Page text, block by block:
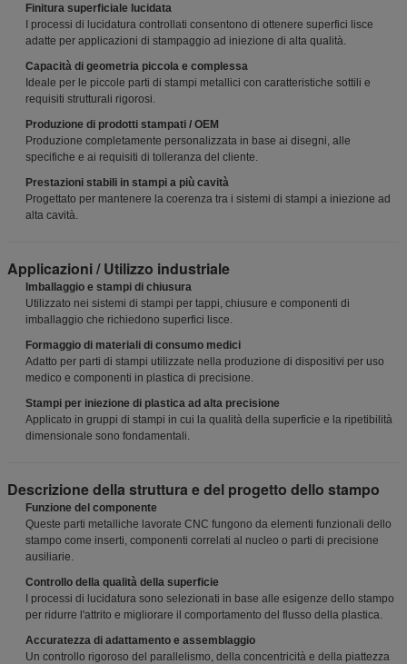
Finitura superficiale lucidata
I processi di lucidatura controllati consentono di ottenere superfici lisce
adatte per applicazioni di stampaggio ad iniezione di alta qualità.
Capacità di geometria piccola e complessa
Ideale per le piccole parti di stampi metallici con caratteristiche sottili e
requisiti strutturali rigorosi.
Produzione di prodotti stampati / OEM
Produzione completamente personalizzata in base ai disegni, alle
specifiche e ai requisiti di tolleranza del cliente.
Prestazioni stabili in stampi a più cavità
Progettato per mantenere la coerenza tra i sistemi di stampi a iniezione ad
alta cavità.
Applicazioni / Utilizzo industriale
Imballaggio e stampi di chiusura
Utilizzato nei sistemi di stampi per tappi, chiusure e componenti di
imballaggio che richiedono superfici lisce.
Formaggio di materiali di consumo medici
Adatto per parti di stampi utilizzate nella produzione di dispositivi per uso
medico e componenti in plastica di precisione.
Stampi per iniezione di plastica ad alta precisione
Applicato in gruppi di stampi in cui la qualità della superficie e la ripetibilità
dimensionale sono fondamentali.
Descrizione della struttura e del progetto dello stampo
Funzione del componente
Queste parti metalliche lavorate CNC fungono da elementi funzionali dello
stampo come inserti, componenti correlati al nucleo o parti di precisione
ausiliarie.
Controllo della qualità della superficie
I processi di lucidatura sono selezionati in base alle esigenze dello stampo
per ridurre l'attrito e migliorare il comportamento del flusso della plastica.
Accuratezza di adattamento e assemblaggio
Un controllo rigoroso del paralleli­smo, della concentricità e della piattezza